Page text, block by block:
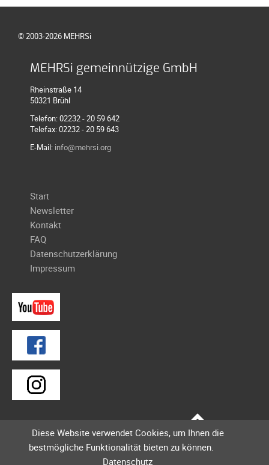
Galerie
Galerie
Galerie
2016
Galerie
2015
2014
Galerie
2012
Galerie
2011
Galerie
Galerie
2009
Galerie
2008
Galerie
2007
Galerie
Galerie
2005
© 2003-2026 MEHRSi
MEHRSi gemeinnützige GmbH
Rheinstraße 14
50321 Brühl
Telefon: 02232 - 20 59 642
Telefax: 02232 - 20 59 643
E-Mail: info@mehrsi.org
Navigation
überspringen
Start
Newsletter
Kontakt
FAQ
Datenschutzerklärung
Impressum
Diese Website verwendet Cookies, um Ihnen die
bestmögliche Funktionalität bieten zu können.
Datenschutz